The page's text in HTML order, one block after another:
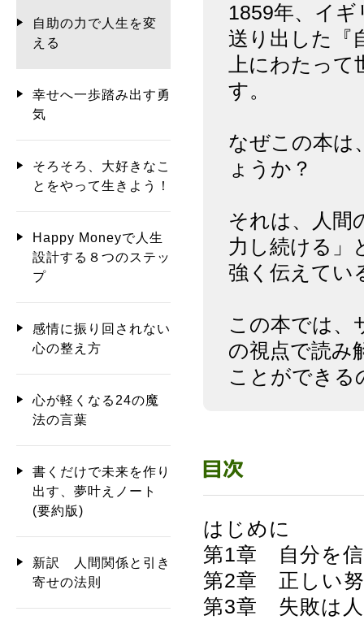
1859年、イ
送り出した『
上にわたっ
す。
なぜこの本は
ょうか？
それは、人間
力し続ける」
強く伝えてい
この本では、
の視点で読み
ことができる
はじめに
第1章 自分を信
第2章 正しい
第3章 失敗は人
自助の力で人生を変
える
幸せへ一歩踏み出す勇
気
そろそろ、大好きなこ
とをやって生きよう！
Happy Moneyで人生
設計する８つのステッ
プ
感情に振り回されない
心の整え方
心が軽くなる24の魔
法の言葉
書くだけで未来を作り
出す、夢叶えノート
(要約版)
新訳 人間関係と引き
寄せの法則